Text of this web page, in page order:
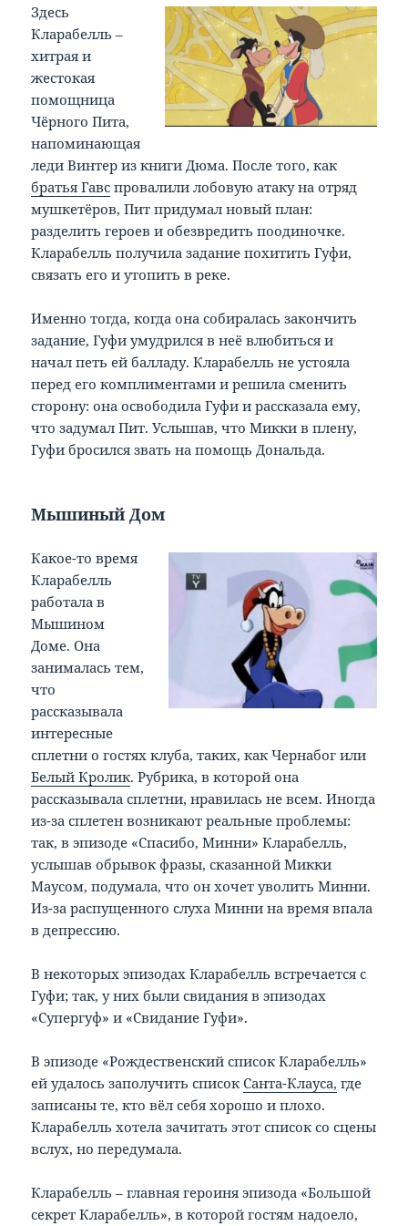
Здесь
Кларабелль –
хитрая и
жестокая
помощница
Чёрного Пита,
напоминающая
леди Винтер из книги Дюма. После того, как
братья Гавс провалили лобовую атаку на отряд
мушкетёров, Пит придумал новый план:
разделить героев и обезвредить поодиночке.
Кларабелль получила задание похитить Гуфи,
связать его и утопить в реке.
Именно тогда, когда она собиралась закончить
задание, Гуфи умудрился в неё влюбиться и
начал петь ей балладу. Кларабелль не устояла
перед его комплиментами и решила сменить
сторону: она освободила Гуфи и рассказала ему,
что задумал Пит. Услышав, что Микки в плену,
Гуфи бросился звать на помощь Дональда.
Мышиный Дом
Какое-то время
Кларабелль
работала в
Мышином
Доме. Она
занималась тем,
что
рассказывала
интересные
сплетни о гостях клуба, таких, как Чернабог или
Белый Кролик. Рубрика, в которой она
рассказывала сплетни, нравилась не всем. Иногда
из-за сплетен возникают реальные проблемы:
так, в эпизоде «Спасибо, Минни» Кларабелль,
услышав обрывок фразы, сказанной Микки
Маусом, подумала, что он хочет уволить Минни.
Из-за распущенного слуха Минни на время впала
в депрессию.
В некоторых эпизодах Кларабелль встречается с
Гуфи; так, у них были свидания в эпизодах
«Супергуф» и «Свидание Гуфи».
В эпизоде «Рождественский список Кларабелль»
ей удалось заполучить списокСанта-Клауса, где
записаны те, кто вёл себя хорошо и плохо.
Кларабелль хотела зачитать этот список со сцены
вслух, но передумала.
Кларабелль – главная героиня эпизода «Большой
секрет Кларабелль», в которой гостям надоело,